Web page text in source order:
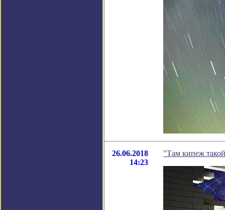
26.06.2018
14:23
"Там кипеж